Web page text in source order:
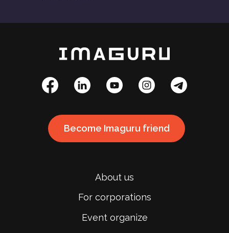
About us
For corporations
Event organize
Become Imaguru friend